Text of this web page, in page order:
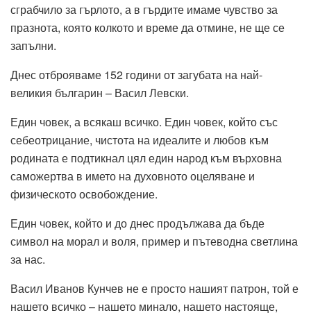
сграбчило за гърлото, а в гърдите имаме чувство за
празнота, която колкото и време да отмине, не ще се
запълни.
Днес отброяваме 152 години от загубата на най-
великия българин – Васил Левски.
Един човек, а всякаш всичко. Един човек, който със
себеотрицание, чистота на идеалите и любов към
родината е подтикнал цял един народ към върховна
саможертва в името на духовното оцеляване и
физическото освобождение.
Един човек, който и до днес продължава да бъде
символ на морал и воля, пример и пътеводна светлина
за нас.
Васил Иванов Кунчев не е просто нашият патрон, той е
нашето всичко – нашето минало, нашето настояще,